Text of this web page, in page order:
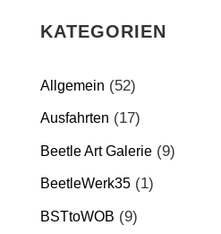
KATEGORIEN
Allgemein (52)
Ausfahrten (17)
Beetle Art Galerie(9)
BeetleWerk35(1)
BSTtoWOB (9)